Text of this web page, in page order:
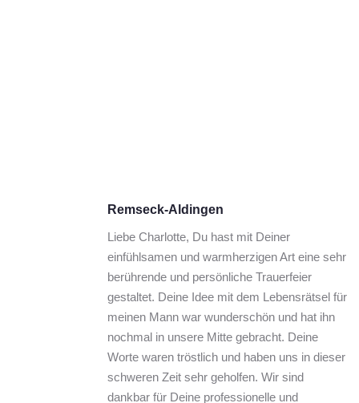
Remseck-Aldingen
Liebe Charlotte, Du hast mit Deiner
einfühlsamen und warmherzigen Art eine sehr
berührende und persönliche Trauerfeier
gestaltet. Deine Idee mit dem Lebensrätsel für
meinen Mann war wunderschön und hat ihn
nochmal in unsere Mitte gebracht. Deine
Worte waren tröstlich und haben uns in dieser
schweren Zeit sehr geholfen. Wir sind
dankbar für Deine professionelle und